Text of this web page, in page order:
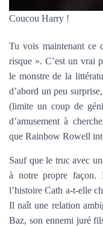
Coucou Harry !
Tu vois maintenant ce
risque ». C’est un vrai
le monstre de la
d’abord un peu
(limite un coup de
d’amusement à
que Rainbow Rowell
Sauf que le truc avec
à notre propre
l’histoire Cath a-t-elle
Il naît une relation
Baz, son ennemi juré